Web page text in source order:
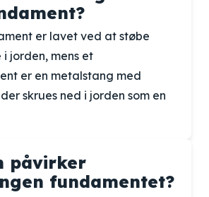
er lavet ved at støbe
jorden, mens et
er en metalstang med
skrues ned i jorden som en
påvirker
fundamentet?